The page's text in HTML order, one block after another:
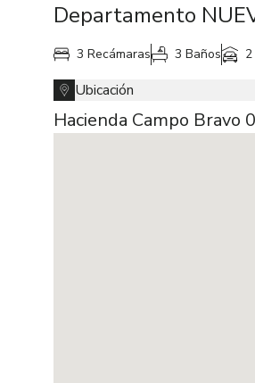
Departamento
3 Recámaras 3 Baños
Ubicación
Hacienda Campo Bravo 0